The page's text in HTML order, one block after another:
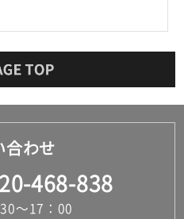
合わせ
468-838
～17：00